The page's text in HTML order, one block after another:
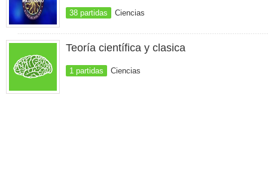
38 partidas Ciencias
Teoría científica y clasica
1 partidas Ciencias